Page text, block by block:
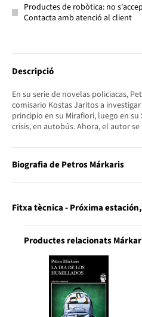
Productes de robòtica: no
Contacta amb atenció al client
Descripció
En su serie de novelas policiacas,
comisario Kostas Jaritos a
principio en su Mirafiori, luego en
crisis, en autobús. Ahora, el autor se
Biografia de Petros Márkaris
Fitxa tècnica - Próxima
Productes relacionats